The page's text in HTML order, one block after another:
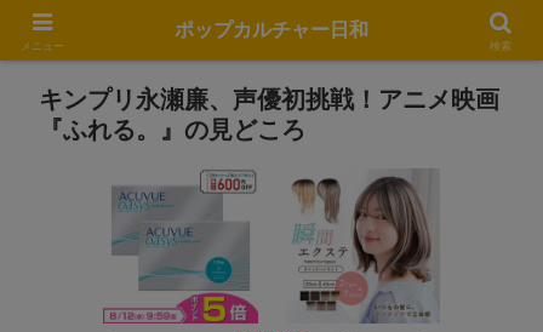
キンプリ永瀬廉、声優初挑戦！アニメ映画
『ふれる。』の見どころ
メニュー
ポップカルチャー日和
検索